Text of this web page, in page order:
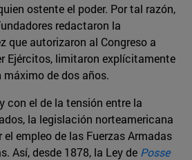
ostente el poder. Por tal razón,
redactaron la
que autorizaron al Congreso a
Ejércitos, limitaron explícitamente
de dos años.
con el de la tensión entre la
la legislación norteamericana
empleo de las Fuerzas Armadas
Así, desde 1878, la Ley de Posse